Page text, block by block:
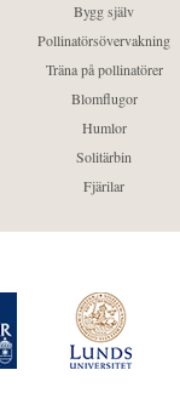
Bygg själv
Pollinatörsövervakning
Träna på pollinatörer
Blomflugor
Humlor
Solitärbin
Fjärilar